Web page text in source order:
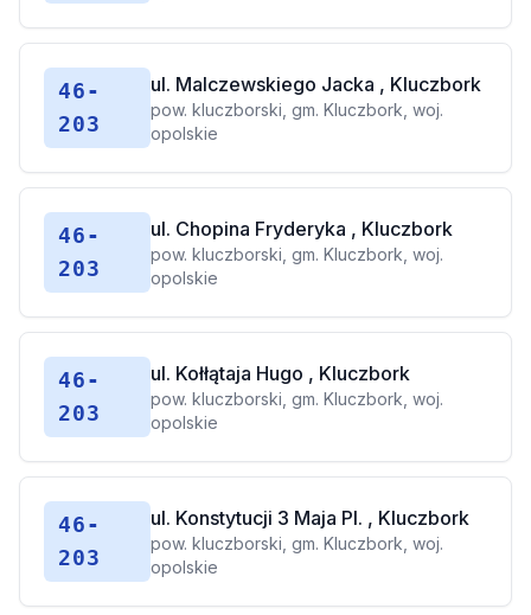
46-
203
ul. Malczewskiego Jacka , Kluczbork
pow. kluczborski, gm. Kluczbork, woj.
opolskie
46-
203
ul. Chopina Fryderyka , Kluczbork
pow. kluczborski, gm. Kluczbork, woj.
opolskie
46-
203
ul. Kołłątaja Hugo , Kluczbork
pow. kluczborski, gm. Kluczbork, woj.
opolskie
46-
203
ul. Konstytucji 3 Maja Pl. , Kluczbork
pow. kluczborski, gm. Kluczbork, woj.
opolskie